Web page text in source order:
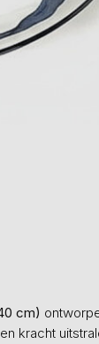
cm)
kracht